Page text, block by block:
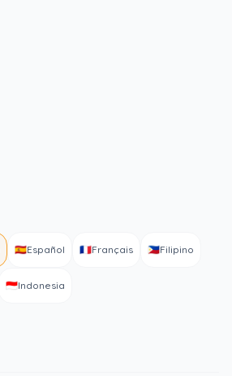
🇪🇸Español 🇫🇷Français 🇵🇭Filipino
🇮🇩Indonesia